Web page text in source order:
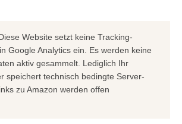
Website setzt keine Tracking-
Google Analytics ein. Es werden keine
aktiv gesammelt. Lediglich Ihr
speichert technisch bedingte Server-
zu Amazon werden offen